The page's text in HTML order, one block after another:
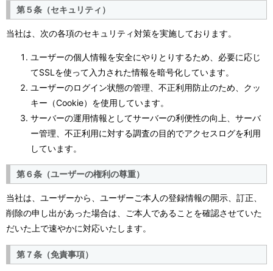
第５条（セキュリティ）
当社は、次の各項のセキュリティ対策を実施しております。
ユーザーの個人情報を安全にやりとりするため、必要に応じ
てSSLを使って入力された情報を暗号化しています。
ユーザーのログイン状態の管理、不正利用防止のため、クッ
キー（Cookie）を使用しています。
サーバーの運用情報としてサーバーの利便性の向上、サーバ
ー管理、不正利用に対する調査の目的でアクセスログを利用
しています。
第６条（ユーザーの権利の尊重）
当社は、ユーザーから、ユーザーご本人の登録情報の開示、訂正、
削除の申し出があった場合は、ご本人であることを確認させていた
だいた上で速やかに対応いたします。
第７条（免責事項）